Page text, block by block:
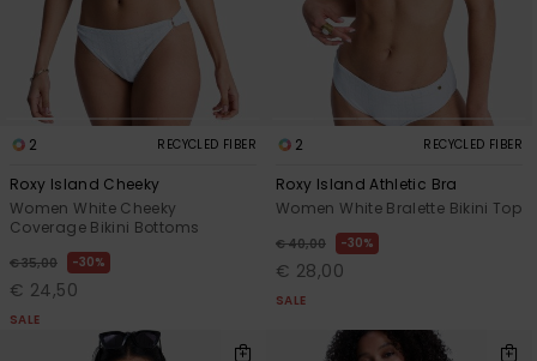
2 RECYCLED FIBER
Roxy Island Cheeky
Women White Cheeky
Coverage Bikini Bottoms
€ 35,00 30%
€ 24,50
SALE
2 RECYCLED FIBER
Roxy Island Athletic Bra
Women White Bralette Bikini Top
€ 40,00 30%
€ 28,00
SALE